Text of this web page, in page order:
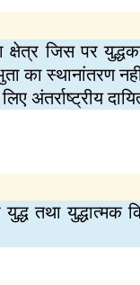
जिस पर
स्थानांतरण नहीं
अंतर्राष्ट्रीय
तथा